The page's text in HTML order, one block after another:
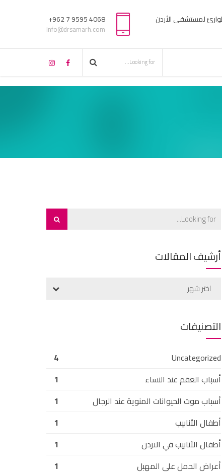
لمستشفى الأردن 4068 9595 7 962+
info@drsamarh.com
أرشيف المقالات
اختر شهر
التصنيفات
Uncategorized
4
أسباب العقم عند النساء
1
أسباب موت الحيوانات المنوية عند الرجال
1
أطفال الأنابيب
1
أطفال الأنابيب في الاردن
1
أعراض الحمل على المهبل
1